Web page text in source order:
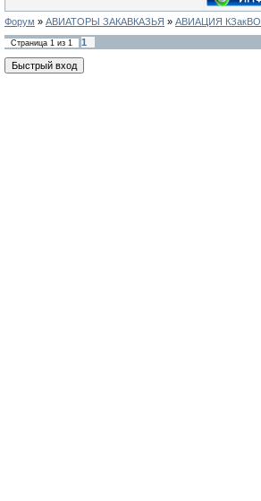
Форум » АВИАТОРЫ ЗАКАВКАЗЬЯ » АВИАЦИЯ КЗакВО
Страница 1 из 1 1